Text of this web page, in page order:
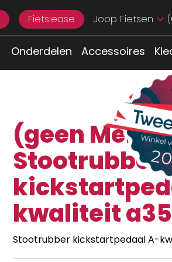
Fietslease Joop Fietsen
Onderdelen Accessoires
(geen Merk)
Stootrubber
kwaliteit a35
Stootrubber kickstartpedaal A-